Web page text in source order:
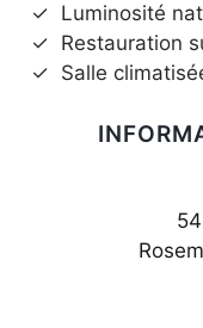
✓ Luminosité
✓ Restauration
✓ Salle